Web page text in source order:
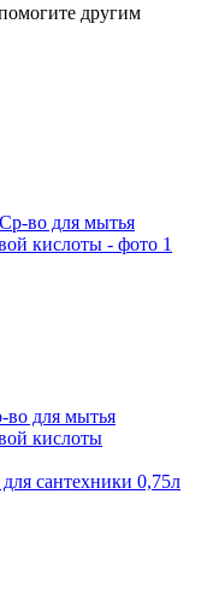
другим
во для мытья
кислоты